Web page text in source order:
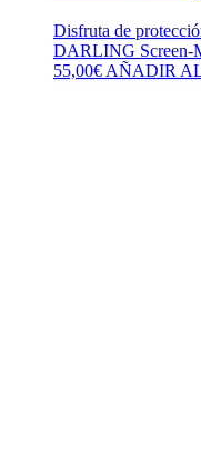
Disfruta de
DARLING Screen-
55,00€AÑADIR